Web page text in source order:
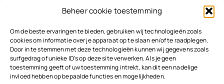
Beheer cookie toestemming
Om de beste ervaringen te bieden, gebruiken wij technologieën zoals
cookies om informatie over je apparaat op te slaan en/of te raadplegen.
Door in te stemmen met deze technologieën kunnen wij gegevens zoals
surfgedrag of unieke ID's op deze site verwerken. Als je geen
toestemming geeft of uw toestemming intrekt, kan dit een nadelige
invloed hebben op bepaalde functies en mogelijkheden.
Contact
© 2026NBC Eelman & Partners |KvK: 78187591
Algemene voorwaarden|Disclaimer | Copyright |